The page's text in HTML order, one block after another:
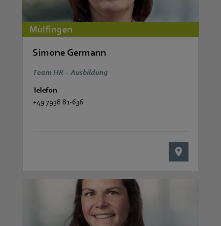
Mulfingen
Simone Germann
Team HR – Ausbildung
Telefon
+49 7938 81-636